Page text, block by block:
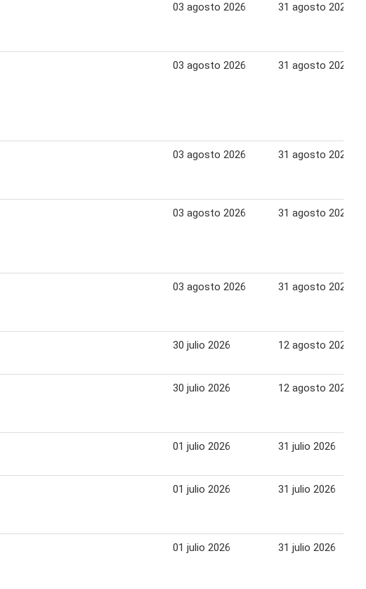
03 agosto 2026 31 agosto 2026
03 agosto 2026 31 agosto 2026
03 agosto 2026 31 agosto 2026
03 agosto 2026 31 agosto 2026
03 agosto 2026 31 agosto 2026
30 julio 2026 12 agosto 2026
30 julio 2026 12 agosto 2026
01 julio 2026 31 julio 2026
01 julio 2026 31 julio 2026
01 julio 2026 31 julio 2026